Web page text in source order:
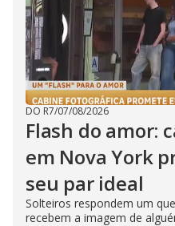
DO R7/07/08/2026
Flash do amor:
em Nova York
seu par ideal
Solteiros respondem um
recebem a imagem de